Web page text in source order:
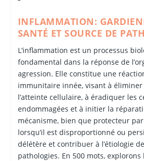
INFLAMMATION:
SANTÉ ET SOURCE DE
L’inflammation est un processus
fondamental dans la réponse de
agression. Elle constitue une
immunitaire innée, visant à
l’atteinte cellulaire, à éradiquer les
endommagées et à initier la
mécanisme, bien que protecteur
lorsqu’il est disproportionné ou
délétère et contribuer à l’étiologie
pathologies. En 500 mots, explorons